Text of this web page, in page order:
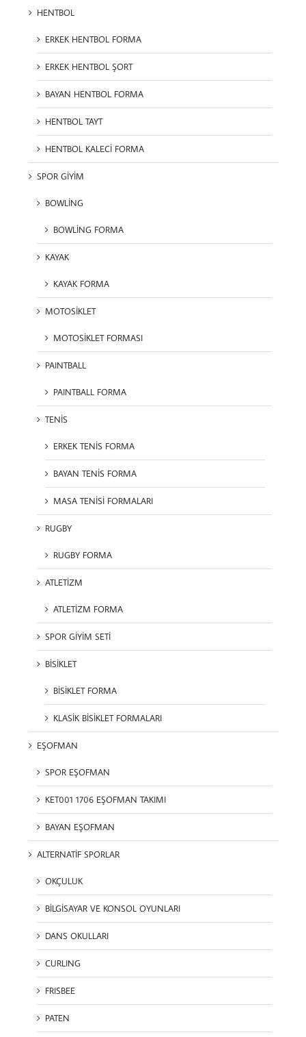
HENTBOL
ERKEK HENTBOL FORMA
ERKEK HENTBOL ŞORT
BAYAN HENTBOL FORMA
HENTBOL TAYT
HENTBOL KALECİ FORMA
SPOR GİYİM
BOWLİNG
BOWLİNG FORMA
KAYAK
KAYAK FORMA
MOTOSİKLET
MOTOSİKLET FORMASI
PAINTBALL
PAINTBALL FORMA
TENİS
ERKEK TENİS FORMA
BAYAN TENİS FORMA
MASA TENİSİ FORMALARI
RUGBY
RUGBY FORMA
ATLETİZM
ATLETİZM FORMA
SPOR GİYİM SETİ
BİSİKLET
BİSİKLET FORMA
KLASİK BİSİKLET FORMALARI
EŞOFMAN
SPOR EŞOFMAN
KET001 1706 EŞOFMAN TAKIMI
BAYAN EŞOFMAN
ALTERNATİF SPORLAR
OKÇULUK
BİLGİSAYAR VE KONSOL OYUNLARI
DANS OKULLARI
CURLING
FRISBEE
PATEN